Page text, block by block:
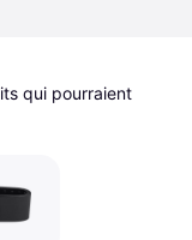
qui pourraient